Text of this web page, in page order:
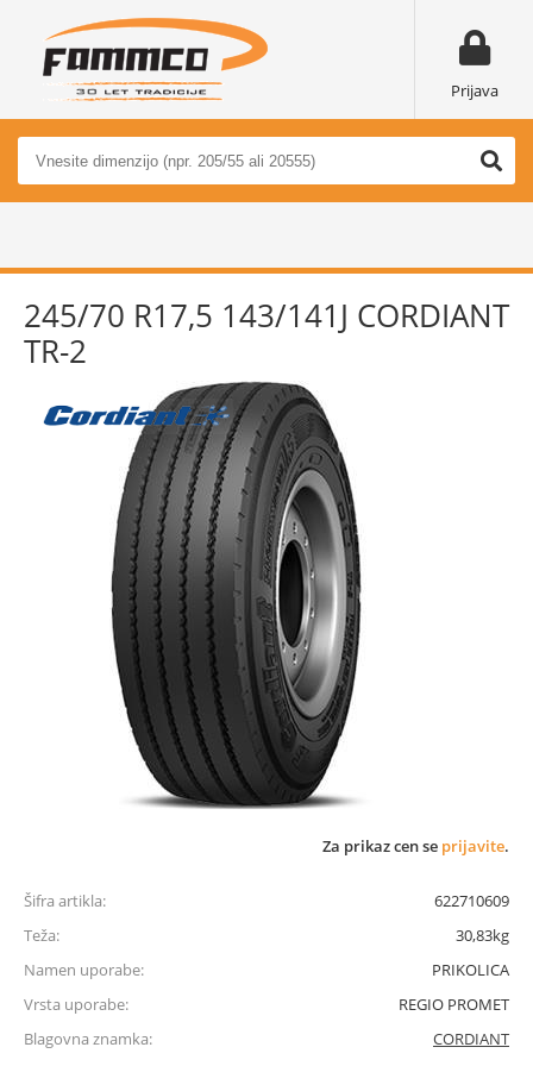
Prijava
245/70 R17,5 143/141J CORDIANT
TR-2
Za prikaz cen se prijavite.
Šifra artikla:
622710609
Teža:
30,83kg
Namen uporabe:
PRIKOLICA
Vrsta uporabe:
REGIO PROMET
Blagovna znamka:
CORDIANT